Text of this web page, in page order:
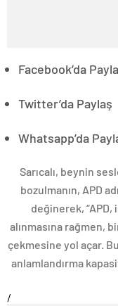
Facebook’da
Twitter’da Paylaş
Whatsapp’da
Sarıcalı, beynin
bozulmanın, APD
değinerek,
alınmasına rağmen,
çekmesine yol açar.
anlamlandırma
/